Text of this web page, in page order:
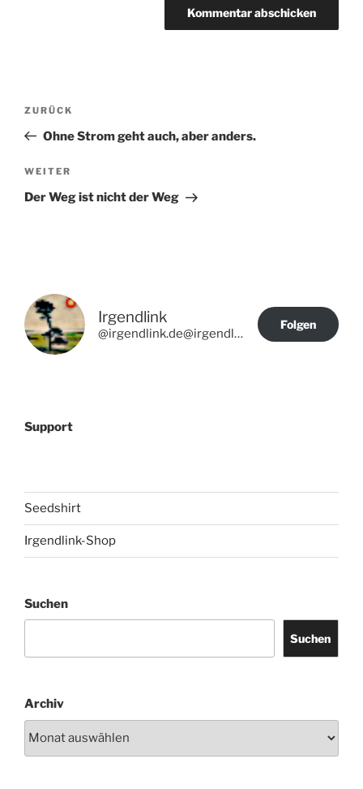
Beitragsnavigation
Vorheriger
Beitrag
ZURÜCK
Ohne Strom geht auch, aber anders.
Nächster
Beitrag
WEITER
Der Weg ist nicht der Weg
Irgendlink
@irgendlink.de@irgendlink.de
Folgen
Support
Seedshirt
Irgendlink-Shop
Suchen
Suchen
Archiv